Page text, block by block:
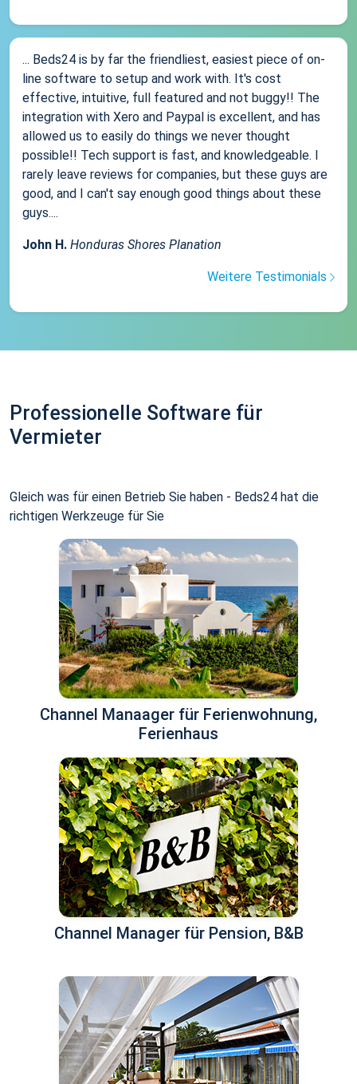
... Beds24 is by far the friendliest, easiest piece of on-
line software to setup and work with. It's cost
effective, intuitive, full featured and not buggy!! The
integration with Xero and Paypal is excellent, and has
allowed us to easily do things we never thought
possible!! Tech support is fast, and knowledgeable. I
rarely leave reviews for companies, but these guys are
good, and I can't say enough good things about these
guys....
John H. Honduras Shores Planation
Weitere Testimonials
Professionelle Software für
Vermieter
Gleich was für einen Betrieb Sie haben - Beds24 hat die
richtigen Werkzeuge für Sie
Channel Manaager für Ferienwohnung,
Ferienhaus
Channel Manager für Pension, B&B